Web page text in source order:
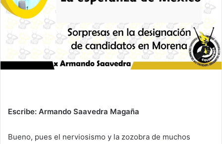
Escribe: Armando Saavedra Magaña
Bueno, pues el nerviosismo y la zozobra de muchos